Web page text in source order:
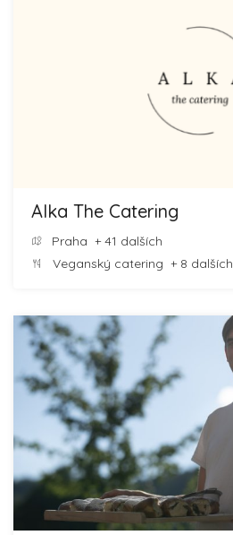
Alka The Catering
Praha + 41 dalších
Veganský catering + 8 dalších